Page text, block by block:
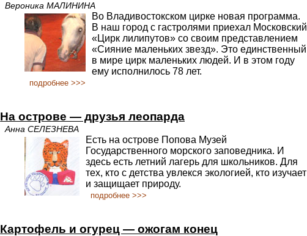
Вероника МАЛИНИНА
Во Владивостокском цирке новая программа.
В наш город с гастролями приехал Московский
«Цирк лилипутов» со своим представлением
«Сияние маленьких звезд». Это единственный
в мире цирк маленьких людей. И в этом году
ему исполнилось 78 лет.
подробнее >>>
На острове — друзья леопарда
Анна СЕЛЕЗНЕВА
Есть на острове Попова Музей
Государственного морского заповедника. И
здесь есть летний лагерь для школьников. Для
тех, кто с детства увлекся экологией, кто изучает
и защищает природу.
подробнее >>>
Картофель и огурец — ожогам конец